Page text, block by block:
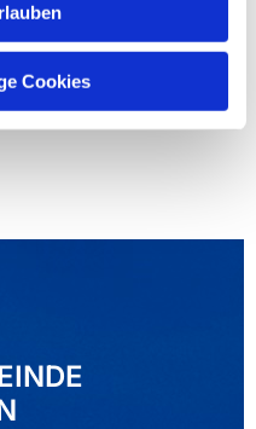
Cookies